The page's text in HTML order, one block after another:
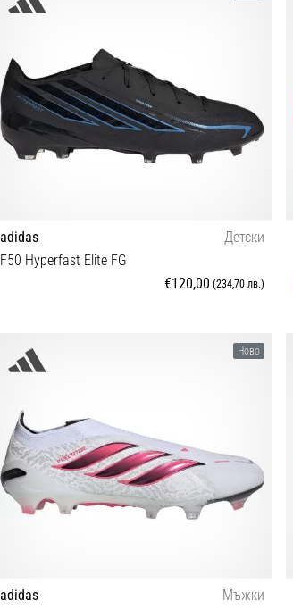
adidas
Детски
F50 Hyperfast Elite FG
€120,00 (234,70 лв.)
29 30 30½ 31 31½ 32 33 33½ 34 35 35½ 36 36⅔ 37⅓
Ново
adidas Мъжки